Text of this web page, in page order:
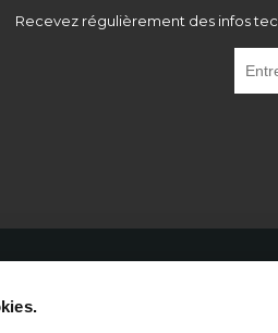
Recevez régulièrement des infos